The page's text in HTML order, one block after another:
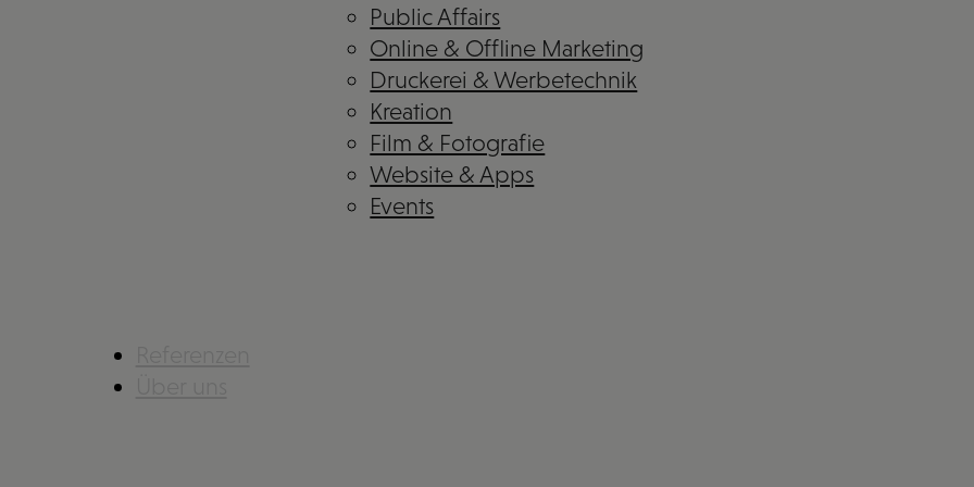
Public Affairs
Online & Offline Marketing
Druckerei & Werbetechnik
Kreation
Film & Fotografie
Website & Apps
Events